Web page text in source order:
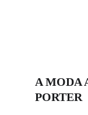
A MODA
PORTER